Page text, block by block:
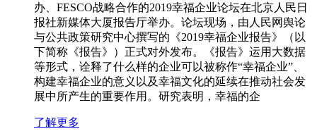
办、FESCO战略合作的2019幸福企业论坛在北京人民日
报社新媒体大厦报告厅举办。论坛现场，由人民网舆论
与公共政策研究中心撰写的《2019幸福企业报告》（以
下简称《报告》）正式对外发布。《报告》运用大数据
等形式，诠释了什么样的企业可以被称作“幸福企业”、
构建幸福企业的意义以及幸福文化的延续在推动社会发
展中所产生的重要作用。研究表明，幸福的企
了解更多